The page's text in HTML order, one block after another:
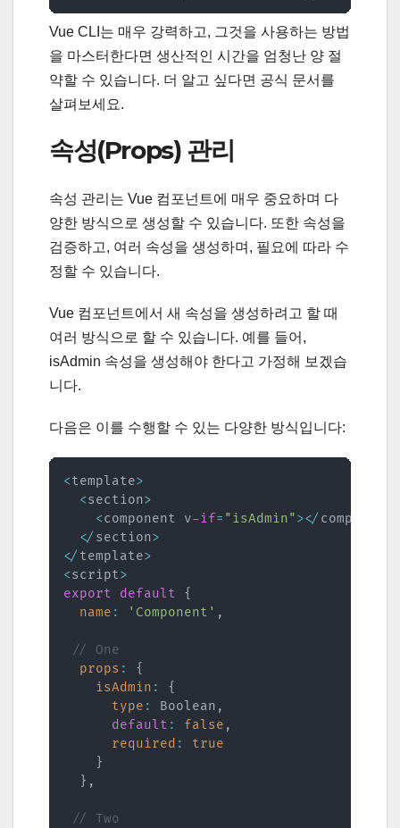
Vue CLI는 매우 강력하고, 그것을 사용하는 방법
을 마스터한다면 생산적인 시간을 엄청난 양 절
약할 수 있습니다. 더 알고 싶다면 공식 문서를
살펴보세요.
속성(Props) 관리
속성 관리는 Vue 컴포넌트에 매우 중요하며 다
양한 방식으로 생성할 수 있습니다. 또한 속성을
검증하고, 여러 속성을 생성하며, 필요에 따라 수
정할 수 있습니다.
Vue 컴포넌트에서 새 속성을 생성하려고 할 때
여러 방식으로 할 수 있습니다. 예를 들어,
isAdmin 속성을 생성해야 한다고 가정해 보겠습
니다.
다음은 이를 수행할 수 있는 다양한 방식입니다:
<template>
<section>
<component v-if= "isAdmin"></ component
</ section>
</ template>
<script>
export
default
{
name : 'Component' ,
// One
props :
{
isAdmin :
{
type : Boolean ,
default : false ,
required :
true
}
} ,
// Two